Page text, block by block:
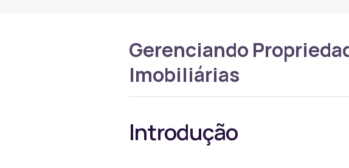
Gerenciando
Imobiliárias
Introdução